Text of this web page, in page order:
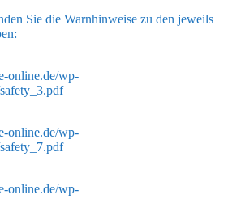
Sie die Warnhinweise zu den jeweils
online.de/wp-
online.de/wp-
online.de/wp-